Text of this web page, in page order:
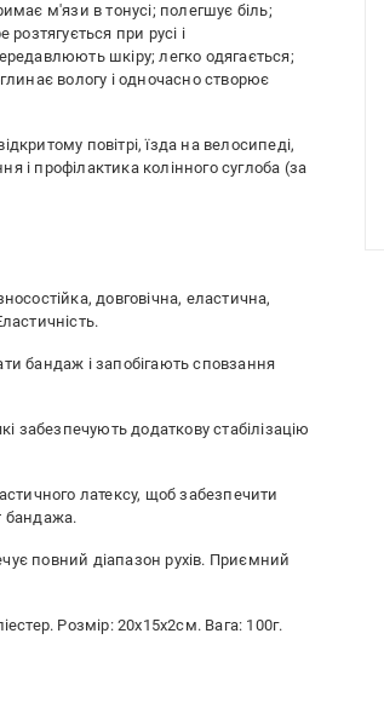
м'язи в тонусі; полегшує біль;
при русі і
шкіру; легко одягається;
вологу і одночасно створює
повітрі, їзда на велосипеді,
і профілактика колінного суглоба (за
довговічна, еластична,
бандаж і запобігають сповзання
забезпечують додаткову стабілізацію
латексу, щоб забезпечити
бандажа.
повний діапазон рухів. Приємний
Розмір: 20х15х2см. Вага: 100г.